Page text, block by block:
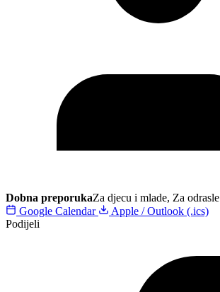
Dobna preporukaZa djecu i mlade, Za odrasle
Google Calendar
Apple / Outlook (.ics)
Podijeli